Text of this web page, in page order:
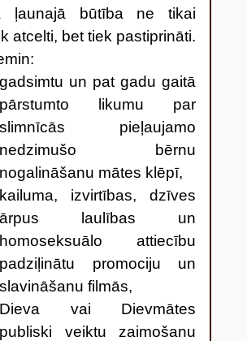
ļaunajā būtība ne tikai
atcelti, bet tiek pastiprināti.
gadsimtu un pat gadu gaitā
pārstumto likumu par
slimnīcās pieļaujamo
nedzimušo bērnu
nogalināšanu mātes klēpī,
kailuma, izvirtības, dzīves
ārpus laulības un
homoseksuālo attiecību
padziļinātu promociju un
slavināšanu filmās,
Dieva vai Dievmātes
publiski veiktu zaimošanu